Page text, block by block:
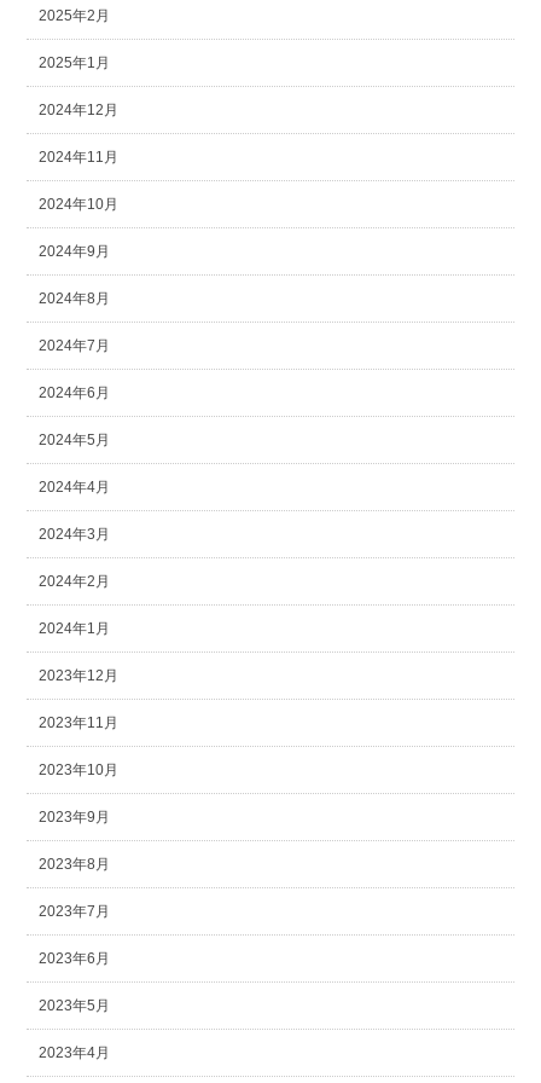
2025年2月
2025年1月
2024年12月
2024年11月
2024年10月
2024年9月
2024年8月
2024年7月
2024年6月
2024年5月
2024年4月
2024年3月
2024年2月
2024年1月
2023年12月
2023年11月
2023年10月
2023年9月
2023年8月
2023年7月
2023年6月
2023年5月
2023年4月